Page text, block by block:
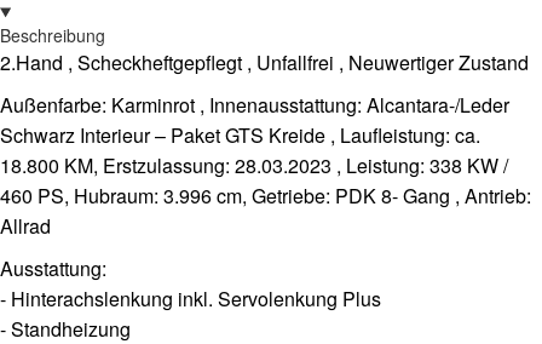
Beschreibung
2.Hand , Scheckheftgepflegt , Unfallfrei , Neuwertiger Zustand
Außenfarbe: Karminrot , Innenausstattung: Alcantara-/Leder
Schwarz Interieur – Paket GTS Kreide , Laufleistung: ca.
18.800 KM, Erstzulassung: 28.03.2023 , Leistung: 338 KW /
460 PS, Hubraum: 3.996 cm, Getriebe: PDK 8- Gang , Antrieb:
Allrad
Ausstattung:
- Hinterachslenkung inkl. Servolenkung Plus
- Standheizung